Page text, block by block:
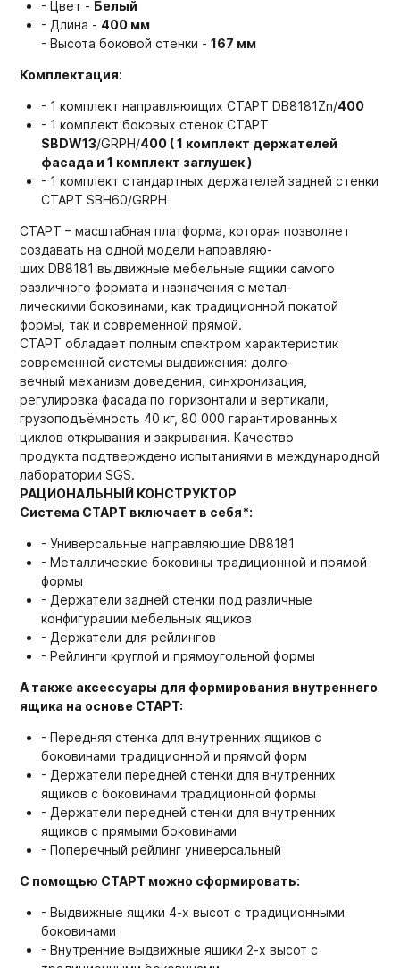
- Цвет - Белый
- Длина - 400 мм
- Высота боковой стенки -167 мм
Комплектация:
- 1 комплект направляюищих СТАРТ DB8181Zn/400
- 1 комплект боковых стенок СТАРТ
SBDW13/GRPH/400 ( 1 комплект держателей
фасада и 1 комплект заглушек )
- 1 комплект стандартных держателей задней стенки
СТАРТ SBH60/GRPH
СТАРТ – масштабная платформа, которая позволяет
создавать на одной модели направляю-
щих DB8181 выдвижные мебельные ящики самого
различного формата и назначения с метал-
лическими боковинами, как традиционной покатой
формы, так и современной прямой.
СТАРТ обладает полным спектром характеристик
современной системы выдвижения: долго-
вечный механизм доведения, синхронизация,
регулировка фасада по горизонтали и вертикали,
грузоподъёмность 40 кг, 80 000 гарантированных
циклов открывания и закрывания. Качество
продукта подтверждено испытаниями в международной
лаборатории SGS.
РАЦИОНАЛЬНЫЙ КОНСТРУКТОР
Система СТАРТ включает в себя*:
- Универсальные направляющие DB8181
- Металлические боковины традиционной и прямой
формы
- Держатели задней стенки под различные
конфигурации мебельных ящиков
- Держатели для рейлингов
- Рейлинги круглой и прямоугольной формы
А также аксессуары для формирования внутреннего
ящика на основе СТАРТ:
- Передняя стенка для внутренних ящиков с
боковинами традиционной и прямой форм
- Держатели передней стенки для внутренних
ящиков с боковинами традиционной формы
- Держатели передней стенки для внутренних
ящиков с прямыми боковинами
- Поперечный рейлинг универсальный
С помощью СТАРТ можно сформировать:
- Выдвижные ящики 4-х высот с традиционными
боковинами
- Внутренние выдвижные ящики 2-х высот с